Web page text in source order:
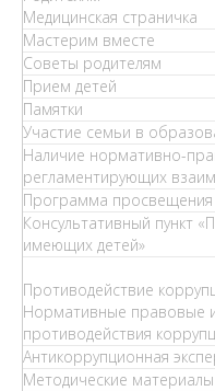
Медицинская страничка
Мастерим вместе
Советы родителям
Прием детей
Памятки
Участие семьи в
Наличие нормативно-
регламентирующих
Программа просвещения
Консультативный пункт
имеющих детей»
Противодействие
Нормативные правовые
противодействия
Антикоррупционная
Методические материалы